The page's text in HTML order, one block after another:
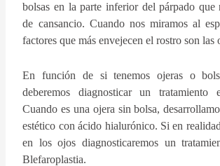
bolsas en la parte inferior del párpado que
de cansancio. Cuando nos miramos al
factores que más envejecen el rostro son las
En función de si tenemos ojeras o
deberemos diagnosticar un tratamiento
Cuando es una ojera sin bolsa,
estético con ácido hialurónico. Si en
en los ojos diagnosticaremos un
Blefaroplastia.